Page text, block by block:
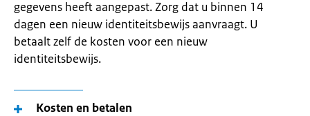
gegevens heeft aangepast. Zorg dat u binnen 14
dagen een nieuw identiteitsbewijs aanvraagt. U
betaalt zelf de kosten voor een nieuw
identiteitsbewijs.
Kosten en betalen